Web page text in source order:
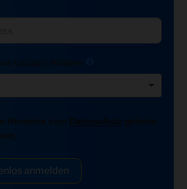
Updates erhalten:
Hinweise zum Datenschutz
anmelden